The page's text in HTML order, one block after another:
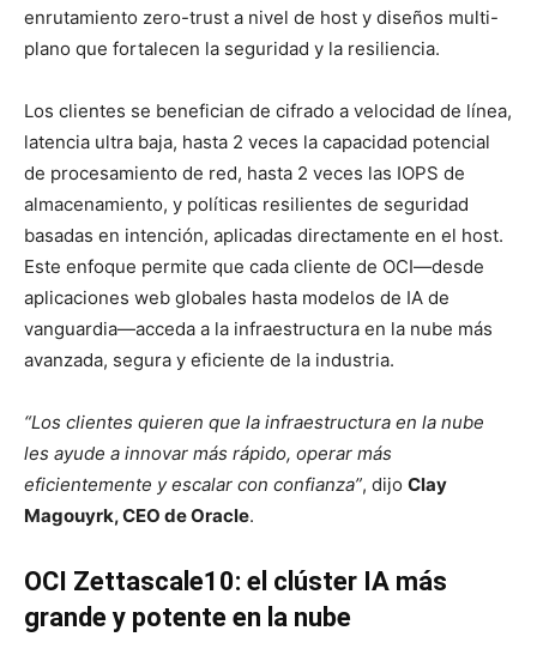
enrutamiento zero-trust a nivel de host y diseños multi-
plano que fortalecen la seguridad y la resiliencia.
Los clientes se benefician de cifrado a velocidad de línea,
latencia ultra baja, hasta 2 veces la capacidad potencial
de procesamiento de red, hasta 2 veces las IOPS de
almacenamiento, y políticas resilientes de seguridad
basadas en intención, aplicadas directamente en el host.
Este enfoque permite que cada cliente de OCI—desde
aplicaciones web globales hasta modelos de IA de
vanguardia—acceda a la infraestructura en la nube más
avanzada, segura y eficiente de la industria.
“Los clientes quieren que la infraestructura en la nube
les ayude a innovar más rápido, operar más
eficientemente y escalar con confianza”, dijo Clay
Magouyrk, CEO de Oracle.
OCI Zettascale10: el clúster IA más
grande y potente en la nube